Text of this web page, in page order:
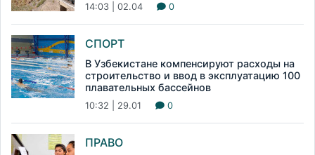
14:03 | 02.04 0
СПОРТ
В Узбекистане компенсируют расходы на
строительство и ввод в эксплуатацию 100
плавательных бассейнов
10:32 | 29.01 0
ПРАВО